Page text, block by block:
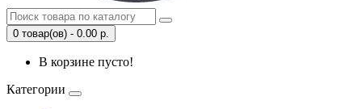
0 товар(ов) - 0.00 р.
В корзине пусто!
Категории